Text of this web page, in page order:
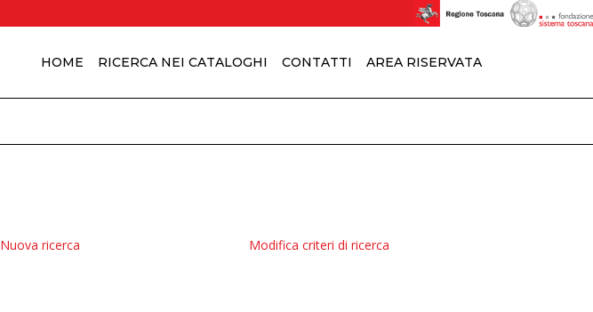
HOME RICERCA NEI CATALOGHI CONTATTI AREA RISERVATA
Nuova ricerca Modifica criteri di ricerca